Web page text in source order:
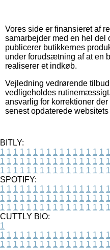
Vores side er finansieret af
samarbejder med en hel del
publicerer butikkernes
under forudsætning af at en
realiserer et indkøb.
Vejledning vedrørende
vedligeholdes
ansvarlig for korrektioner
senest opdaterede
BITLY:
1 1 1 1 1 1 1 1 1 1 1 1 1 1 1 1 1
1 1 1 1 1 1 1 1 1 1 1 1 1 1 1 1 1
1 1 1 1 1 1 1 1 1 1 1 1 1 1 1 1 1
SPOTIFY:
1 1 1 1 1 1 1 1 1 1 1 1 1 1 1 1 1
1 1 1 1 1 1 1 1 1 1 1 1 1 1 1 1 1
1 1 1 1 1 1 1 1 1 1 1 1 1 1 1 1 1
CUTTLY BIO:
1
1 1 1 1 1 1 1 1 1 1 1 1 1 1 1 1 1
1 1 1 1 1 1 1 1 1 1 1 1 1 1 1 1 1